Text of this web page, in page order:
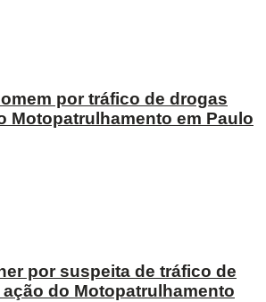
por tráfico de drogas
Motopatrulhamento em Paulo
por suspeita de tráfico de
do Motopatrulhamento